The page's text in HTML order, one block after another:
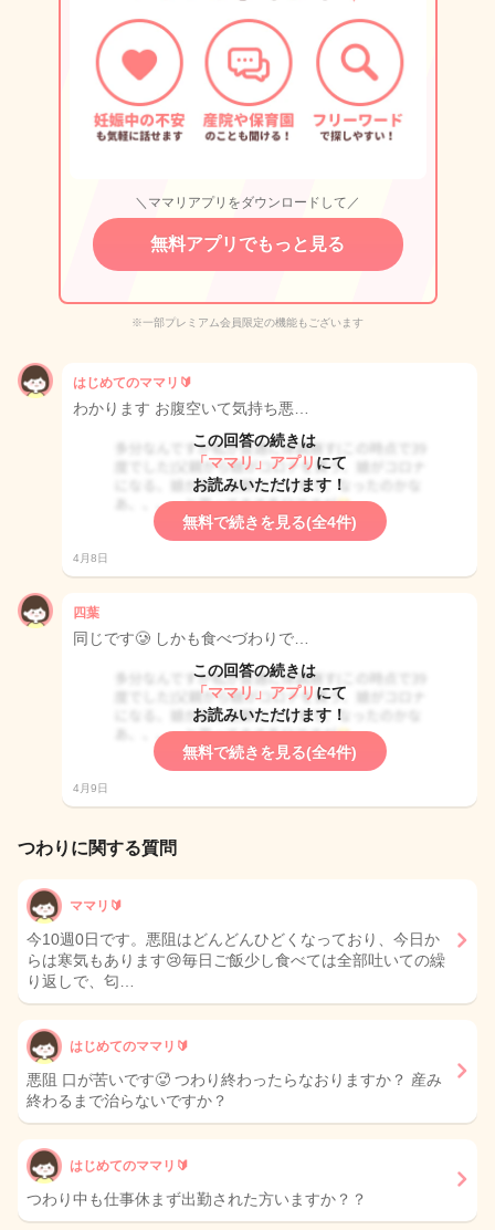
＼ママリアプリをダウンロードして／
無料アプリでもっと見る
※一部プレミアム会員限定の機能もございます
はじめてのママリ🔰
わかります お腹空いて気持ち悪…
この回答の続きは
「ママリ」アプリ にて
お読みいただけます！
無料で続きを見る(全4件)
4月8日
四葉
同じです🥲 しかも食べづわりで…
この回答の続きは
「ママリ」アプリ にて
お読みいただけます！
無料で続きを見る(全4件)
4月9日
つわりに関する質問
ママリ🔰
今10週0日です。悪阻はどんどんひどくなっており、今日か
らは寒気もあります😢毎日ご飯少し食べては全部吐いての繰
り返しで、匂…
はじめてのママリ🔰
悪阻 口が苦いです🥵 つわり終わったらなおりますか？ 産み
終わるまで治らないですか？
はじめてのママリ🔰
つわり中も仕事休まず出勤された方いますか？？